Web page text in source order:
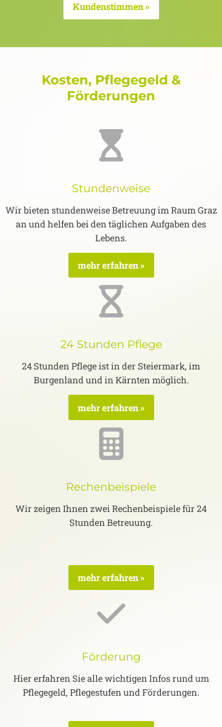
Kundenstimmen »
Kosten, Pflegegeld &
Förderungen
Stundenweise
Wir bieten stundenweise Betreuung im Raum Graz
an und helfen bei den täglichen Aufgaben des
Lebens.
mehr erfahren »
24 Stunden Pflege
24 Stunden Pflege ist in der Steiermark, im
Burgenland und in Kärnten möglich.
mehr erfahren »
Rechenbeispiele
Wir zeigen Ihnen zwei Rechenbeispiele für 24
Stunden Betreuung.
mehr erfahren »
Förderung
Hier erfahren Sie alle wichtigen Infos rund um
Pflegegeld, Pflegestufen und Förderungen.